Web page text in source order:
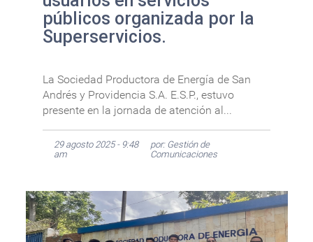
públicos organizada por la
Superservicios.
La Sociedad Productora de Energía de San
Andrés y Providencia S.A. E.S.P., estuvo
presente en la jornada de atención al...
29 agosto 2025 - 9:48
am
por: Gestión de
Comunicaciones